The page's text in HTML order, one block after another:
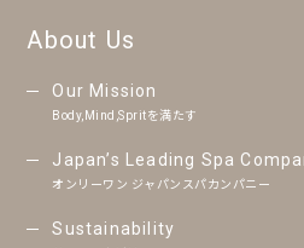
About Us
Our Mission
Body,Mind,Spritを満たす
Japan’s Leading Spa
オンリーワン ジャパンスパカンパニー
Sustainability